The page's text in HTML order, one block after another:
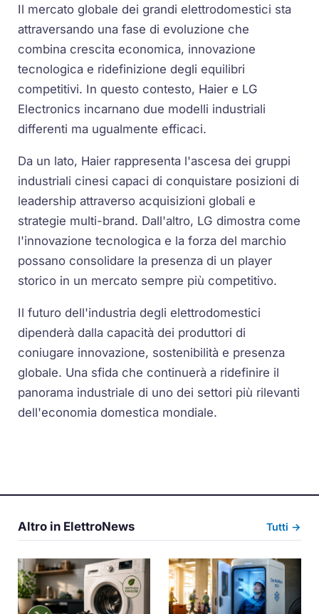
Il mercato globale dei grandi elettrodomestici sta
attraversando una fase di evoluzione che
combina crescita economica, innovazione
tecnologica e ridefinizione degli equilibri
competitivi. In questo contesto, Haier e LG
Electronics incarnano due modelli industriali
differenti ma ugualmente efficaci.
Da un lato, Haier rappresenta l'ascesa dei gruppi
industriali cinesi capaci di conquistare posizioni di
leadership attraverso acquisizioni globali e
strategie multi-brand. Dall'altro, LG dimostra come
l'innovazione tecnologica e la forza del marchio
possano consolidare la presenza di un player
storico in un mercato sempre più competitivo.
Il futuro dell'industria degli elettrodomestici
dipenderà dalla capacità dei produttori di
coniugare innovazione, sostenibilità e presenza
globale. Una sfida che continuerà a ridefinire il
panorama industriale di uno dei settori più rilevanti
dell'economia domestica mondiale.
Altro in ElettroNews Tutti →